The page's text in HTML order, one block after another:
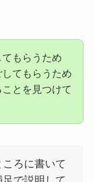
もらうため
てもらうため
とを見つけて
ろに書いて